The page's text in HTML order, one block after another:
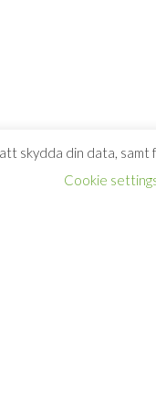
skydda din data,
Cookie